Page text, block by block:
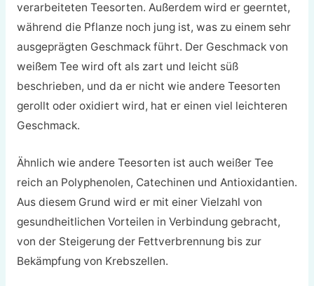
verarbeiteten Teesorten. Außerdem wird er geerntet,
während die Pflanze noch jung ist, was zu einem sehr
ausgeprägten Geschmack führt. Der Geschmack von
weißem Tee wird oft als zart und leicht süß
beschrieben, und da er nicht wie andere Teesorten
gerollt oder oxidiert wird, hat er einen viel leichteren
Geschmack.
Ähnlich wie andere Teesorten ist auch weißer Tee
reich an Polyphenolen, Catechinen und Antioxidantien.
Aus diesem Grund wird er mit einer Vielzahl von
gesundheitlichen Vorteilen in Verbindung gebracht,
von der Steigerung der Fettverbrennung bis zur
Bekämpfung von Krebszellen.